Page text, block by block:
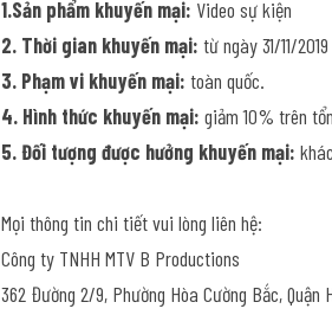
1.Sản phẩm khuyến mại: Video sự kiện
2. Thời gian khuyến mại: từ ngày 31/11/
3. Phạm vi khuyến mại: toàn quốc.
4. Hình thức khuyến mại: giảm 10% trên
5. Đối tượng được hưởng khuyến mại:
Mọi thông tin chi tiết vui lòng liên hệ:
Công ty TNHH MTV B Productions
362 Đường 2/9, Phường Hòa Cường Bắc, Quận